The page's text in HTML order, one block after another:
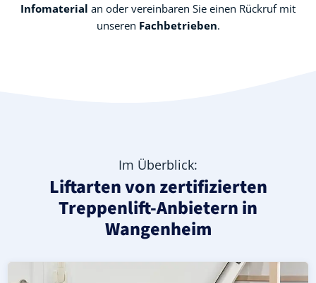
Infomaterial an oder vereinbaren Sie einen Rückruf mit
unseren Fachbetrieben.
Im Überblick:
Liftarten von zertifizierten
Treppenlift-Anbietern in
Wangenheim
Moderner gerader Treppenlift in Wangenheim
Geprüfter, gebrauchter Treppenlift für gerade
Neuer Treppenlift für gerade Treppen in Wangenheim